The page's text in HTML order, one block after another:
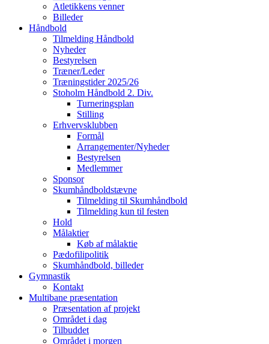
Atletikkens venner
Billeder
Håndbold
Tilmelding Håndbold
Nyheder
Bestyrelsen
Træner/Leder
Træningstider 2025/26
Stoholm Håndbold 2. Div.
Turneringsplan
Stilling
Erhvervsklubben
Formål
Arrangementer/Nyheder
Bestyrelsen
Medlemmer
Sponsor
Skumhåndboldstævne
Tilmelding til Skumhåndbold
Tilmelding kun til festen
Hold
Målaktier
Køb af målaktie
Pædofilipolitik
Skumhåndbold, billeder
Gymnastik
Kontakt
Multibane præsentation
Præsentation af projekt
Området i dag
Tilbuddet
Området i morgen